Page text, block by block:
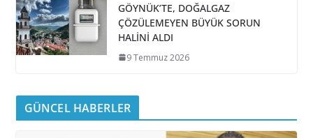
GÖYNÜK’TE, DOĞALGAZ
ÇÖZÜLEMEYEN BÜYÜK SORUN
HALİNİ ALDI
9 Temmuz 2026
GÜNCEL HABERLER